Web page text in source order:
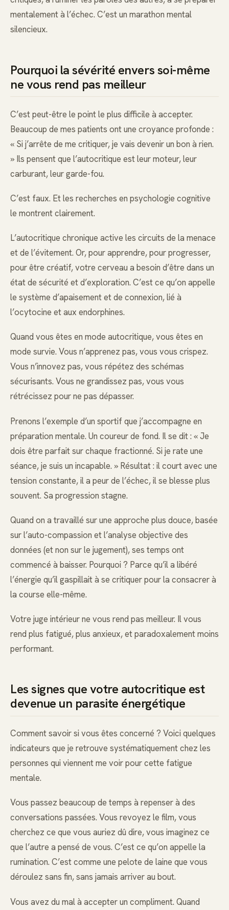
mentalement à l’échec. C’est un marathon mental
silencieux.
Pourquoi la sévérité envers soi-même
ne vous rend pas meilleur
C’est peut-être le point le plus difficile à accepter.
Beaucoup de mes patients ont une croyance profonde :
« Si j’arrête de me critiquer, je vais devenir un bon à rien.
» Ils pensent que l’autocritique est leur moteur, leur
carburant, leur garde-fou.
C’est faux. Et les recherches en psychologie cognitive
le montrent clairement.
L’autocritique chronique active les circuits de la menace
et de l’évitement. Or, pour apprendre, pour progresser,
pour être créatif, votre cerveau a besoin d’être dans un
état de sécurité et d’exploration. C’est ce qu’on appelle
le système d’apaisement et de connexion, lié à
l’ocytocine et aux endorphines.
Quand vous êtes en mode autocritique, vous êtes en
mode survie. Vous n’apprenez pas, vous vous crispez.
Vous n’innovez pas, vous répétez des schémas
sécurisants. Vous ne grandissez pas, vous vous
rétrécissez pour ne pas dépasser.
Prenons l’exemple d’un sportif que j’accompagne en
préparation mentale. Un coureur de fond. Il se dit : « Je
dois être parfait sur chaque fractionné. Si je rate une
séance, je suis un incapable. » Résultat : il court avec une
tension constante, il a peur de l’échec, il se blesse plus
souvent. Sa progression stagne.
Quand on a travaillé sur une approche plus douce, basée
sur l’auto-compassion et l’analyse objective des
données (et non sur le jugement), ses temps ont
commencé à baisser. Pourquoi ? Parce qu’il a libéré
l’énergie qu’il gaspillait à se critiquer pour la consacrer à
la course elle-même.
Votre juge intérieur ne vous rend pas meilleur. Il vous
rend plus fatigué, plus anxieux, et paradoxalement moins
performant.
Les signes que votre autocritique est
devenue un parasite énergétique
Comment savoir si vous êtes concerné ? Voici quelques
indicateurs que je retrouve systématiquement chez les
personnes qui viennent me voir pour cette fatigue
mentale.
Vous passez beaucoup de temps à repenser à des
conversations passées. Vous revoyez le film, vous
cherchez ce que vous auriez dû dire, vous imaginez ce
que l’autre a pensé de vous. C’est ce qu’on appelle la
rumination. C’est comme une pelote de laine que vous
déroulez sans fin, sans jamais arriver au bout.
Vous avez du mal à accepter un compliment. Quand